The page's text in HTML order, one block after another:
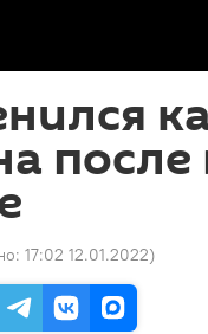
после
17:02 12.01.2022)